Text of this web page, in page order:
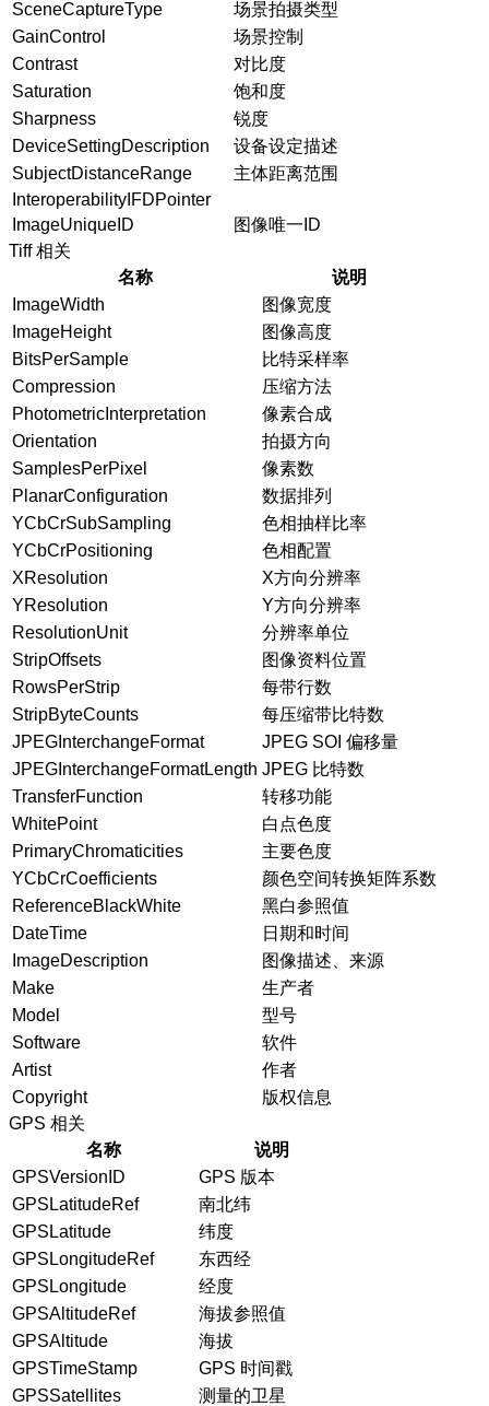
SceneCaptureType
场景拍摄类型
GainControl
场景控制
Contrast
对比度
Saturation
饱和度
Sharpness
锐度
DeviceSettingDescription
设备设定描述
SubjectDistanceRange
主体距离范围
InteroperabilityIFDPointer
ImageUniqueID
图像唯一ID
Tiff 相关
名称
说明
ImageWidth
图像宽度
ImageHeight
图像高度
BitsPerSample
比特采样率
Compression
压缩方法
PhotometricInterpretation
像素合成
Orientation
拍摄方向
SamplesPerPixel
像素数
PlanarConfiguration
数据排列
YCbCrSubSampling
色相抽样比率
YCbCrPositioning
色相配置
XResolution
X方向分辨率
YResolution
Y方向分辨率
ResolutionUnit
分辨率单位
StripOffsets
图像资料位置
RowsPerStrip
每带行数
StripByteCounts
每压缩带比特数
JPEGInterchangeFormat
JPEG SOI 偏移量
JPEGInterchangeFormatLength JPEG 比特数
TransferFunction
转移功能
WhitePoint
白点色度
PrimaryChromaticities
主要色度
YCbCrCoefficients
颜色空间转换矩阵系数
ReferenceBlackWhite
黑白参照值
DateTime
日期和时间
ImageDescription
图像描述、来源
Make
生产者
Model
型号
Software
软件
Artist
作者
Copyright
版权信息
GPS 相关
名称
说明
GPSVersionID
GPS 版本
GPSLatitudeRef
南北纬
GPSLatitude
纬度
GPSLongitudeRef
东西经
GPSLongitude
经度
GPSAltitudeRef
海拔参照值
GPSAltitude
海拔
GPSTimeStamp
GPS 时间戳
GPSSatellites
测量的卫星